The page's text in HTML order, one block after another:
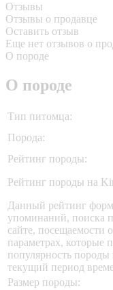
Отзывы
Отзывы о продавце
Оставить отзыв
Еще нет отзывов о
О породе
О породе
Тип питомца:
Порода:
Рейтинг породы:
Рейтинг породы на
Данный рейтинг
упоминаний, поиска
сайте, посещаемости
параметрах, которые
популярность
текущий период
Размер породы: